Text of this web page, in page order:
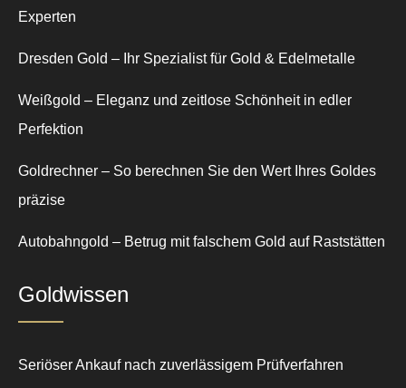
Experten
Dresden Gold – Ihr Spezialist für Gold & Edelmetalle
Weißgold – Eleganz und zeitlose Schönheit in edler
Perfektion
Goldrechner – So berechnen Sie den Wert Ihres Goldes
präzise
Autobahngold – Betrug mit falschem Gold auf Raststätten
Goldwissen
Seriöser Ankauf nach zuverlässigem Prüfverfahren